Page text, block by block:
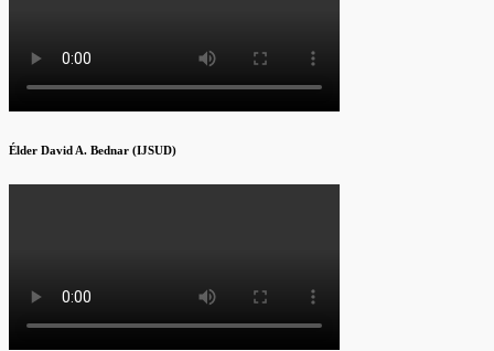
Élder David A. Bednar (IJSUD)